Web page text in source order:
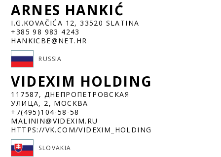
ARNES HANKIĆ
I.G.KOVAČIĆA 12, 33520 SLATINA
+385 98 983 4243
HANKICBE@NET.HR
RUSSIA
VIDEXIM HOLDING
117587, ДНЕПРОПЕТРОВСКАЯ
УЛИЦА, 2, МОСКВА
+7(495)104-58-58
MALININ@VIDEXIM.RU
HTTPS://VK.COM/VIDEXIM_HOLDING
SLOVAKIA